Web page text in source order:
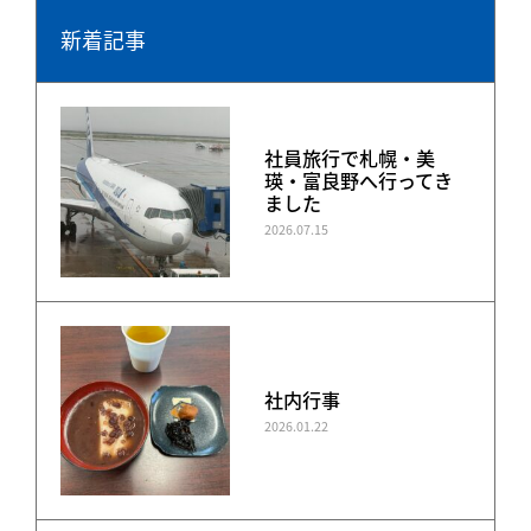
新着記事
社員旅行で札幌・美
瑛・富良野へ行ってき
ました
2026.07.15
社内行事
2026.01.22